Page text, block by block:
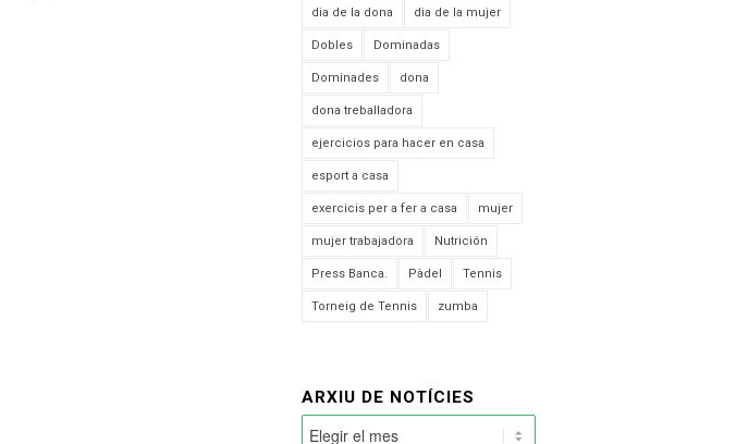
dia de la dona dia de la mujer
Dobles Dominadas
Dominades dona
dona treballadora
ejercicios para hacer en casa
esport a casa
exercicis per a fer a casa mujer
mujer trabajadora Nutrición
Press Banca. Pàdel Tennis
Torneig de Tennis zumba
ARXIU DE NOTÍCIES